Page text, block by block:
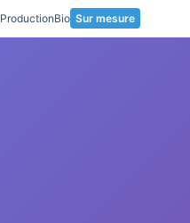
ProductionBio Sur mesure